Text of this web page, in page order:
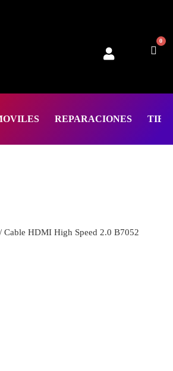
0
REPARACIONES
/ Cable HDMI High Speed 2.0 B7052